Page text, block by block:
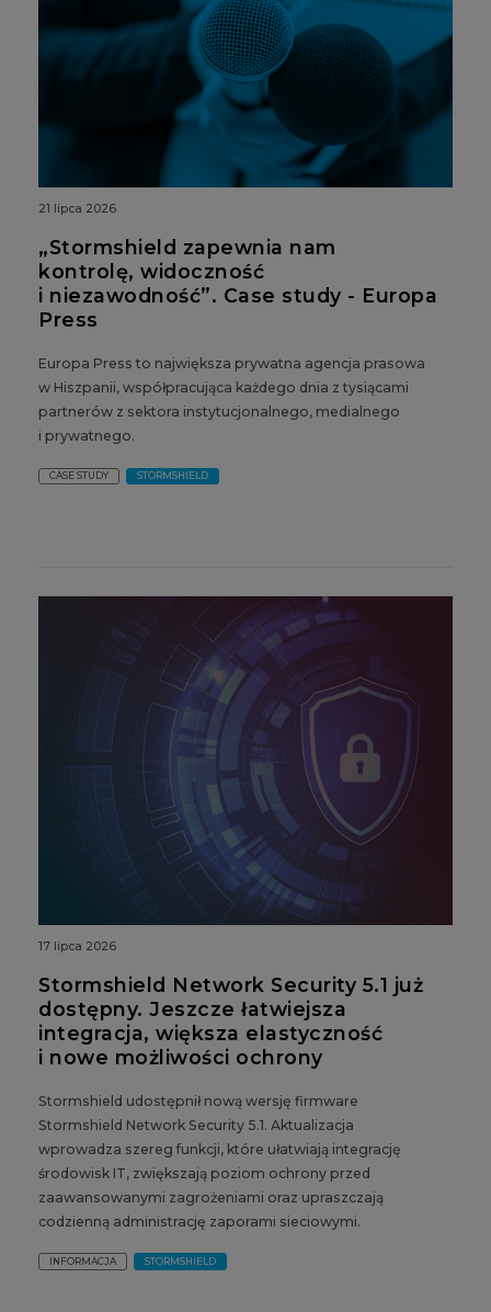
21 lipca 2026
„Stormshield zapewnia nam
kontrolę, widoczność
i niezawodność”. Case study - Europa
Press
Europa Press to największa prywatna agencja prasowa
w Hiszpanii, współpracująca każdego dnia z tysiącami
partnerów z sektora instytucjonalnego, medialnego
i prywatnego.
CASE STUDY STORMSHIELD
17 lipca 2026
Stormshield Network Security 5.1 już
dostępny. Jeszcze łatwiejsza
integracja, większa elastyczność
i nowe możliwości ochrony
Stormshield udostępnił nową wersję firmware
Stormshield Network Security 5.1. Aktualizacja
wprowadza szereg funkcji, które ułatwiają integrację
środowisk IT, zwiększają poziom ochrony przed
zaawansowanymi zagrożeniami oraz upraszczają
codzienną administrację zaporami sieciowymi.
INFORMACJA STORMSHIELD